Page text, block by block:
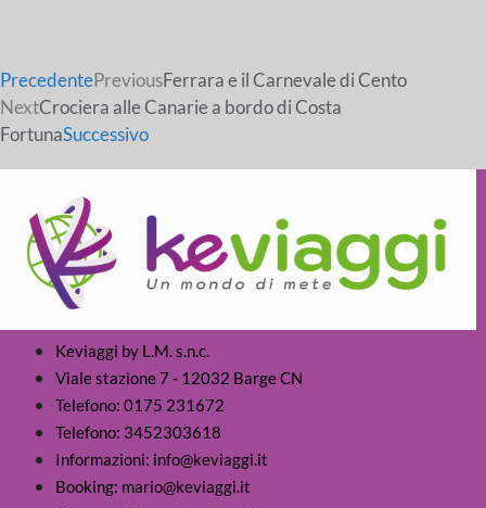
PrecedentePreviousFerrara e il Carnevale di Cento
NextCrociera alle Canarie a bordo di Costa
FortunaSuccessivo
Keviaggi by L.M. s.n.c.
Viale stazione 7 - 12032 Barge CN
Telefono: 0175 231672
Telefono: 3452303618
Informazioni: info@keviaggi.it
Booking: mario@keviaggi.it